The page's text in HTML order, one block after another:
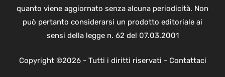
quanto viene aggiornato senza alcuna periodicità. Non
può pertanto considerarsi un prodotto editoriale ai
sensi della legge n. 62 del 07.03.2001
Copyright ©2026 - Tutti i diritti riservati - Contattaci